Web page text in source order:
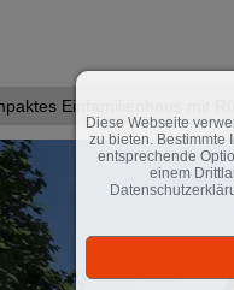
Ein­fa­mi­li­en­haus mit
Diese Webseite
zu bieten. Bestimmte
entsprechende
einem